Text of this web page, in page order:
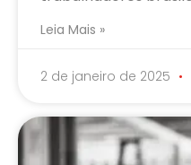
Leia Mais »
2 de janeiro de 2025